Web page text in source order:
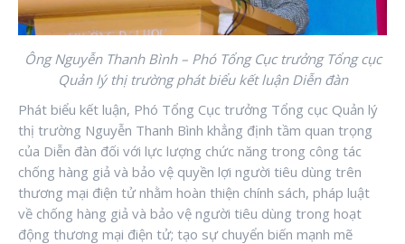
Ông Nguyễn Thanh Bình – Phó Tổng Cục trưởng Tổng cục
Quản lý thị trường phát biểu kết luận Diễn đàn
Phát biểu kết luận, Phó Tổng Cục trưởng Tổng cục Quản lý
thị trường Nguyễn Thanh Bình khẳng định tầm quan trọng
của Diễn đàn đối với lực lượng chức năng trong công tác
chống hàng giả và bảo vệ quyền lợi người tiêu dùng trên
thương mại điện tử nhằm hoàn thiện chính sách, pháp luật
về chống hàng giả và bảo vệ người tiêu dùng trong hoạt
động thương mại điện tử; tạo sự chuyển biến mạnh mẽ